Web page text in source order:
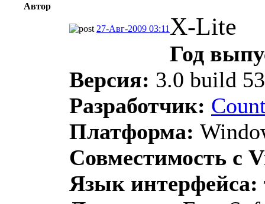
Автор
27-Авг-2009 03:11 X-Lite
Год
Версия: 3.0 build
Разработчик:
Платформа:
Совместимость с
Язык интерфейса: